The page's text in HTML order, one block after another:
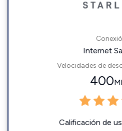
Internet
Velocidades de
400
Calificación de